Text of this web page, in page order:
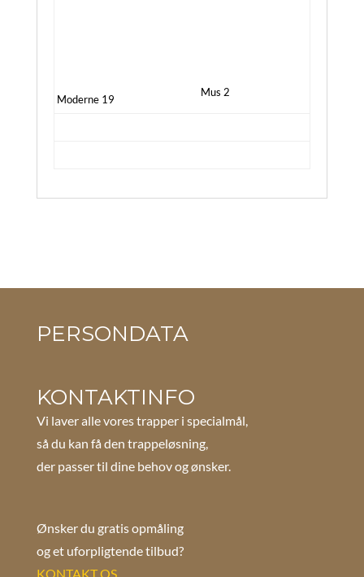
Moderne 19
Mus 2
PERSONDATA
KONTAKTINFO
Vi laver alle vores trapper i specialmål,
så du kan få den trappeløsning,
der passer til dine behov og ønsker.
Ønsker du gratis opmåling
og et uforpligtende tilbud?
KONTAKT OS